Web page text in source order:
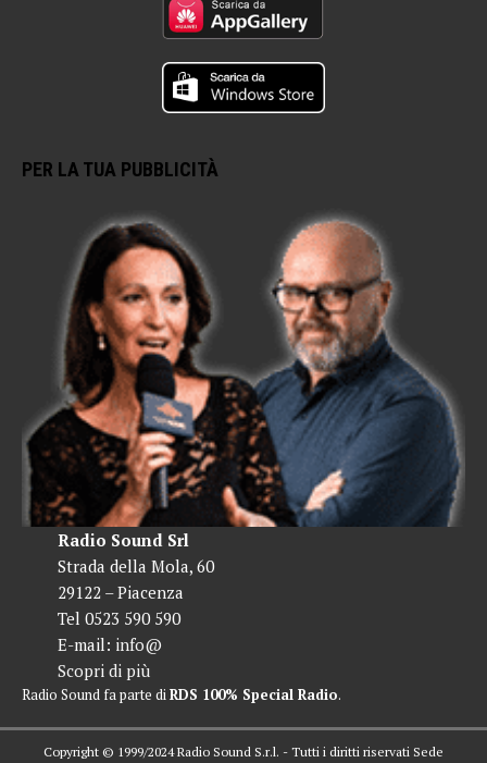
PER LA TUA PUBBLICITÀ
Radio Sound Srl
Strada della Mola, 60
29122 – Piacenza
Tel 0523 590 590
E-mail: info@
Scopri di più
Radio Sound fa parte diRDS 100% Special Radio.
Copyright © 1999/2024 Radio Sound S.r.l. - Tutti i diritti riservati Sede